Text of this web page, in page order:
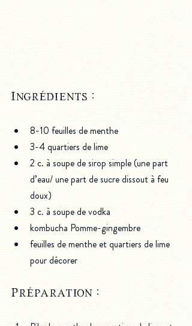
Ingrédients :
8-10 feuilles de menthe
3-4 quartiers de lime
2 c. à soupe de sirop simple (une part
d’eau/ une part de sucre dissout à feu
doux)
3 c. à soupe de vodka
kombucha Pomme-gingembre
feuilles de menthe et quartiers de lime
pour décorer
Préparation :